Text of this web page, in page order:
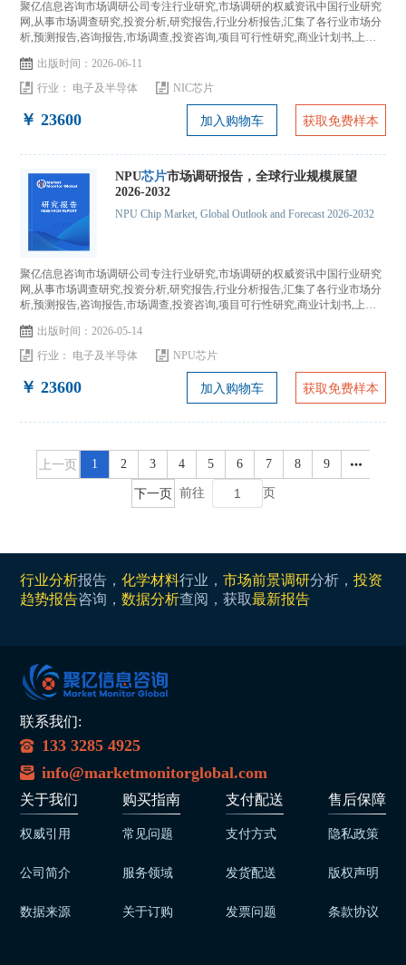
聚亿信息咨询市场调研公司专注行业研究,市场调研的权威资讯中国行业研究
网,从事市场调查研究,投资分析,研究报告,行业分析报告,汇集了各行业市场分
析,预测报告,咨询报告,市场调查,投资咨询,项目可行性研究,商业计划书,上市
出版时间：2026-06-11
行业： 电子及半导体 NIC芯片
￥ 23600 加入购物车 获取免费样本
NPU芯片市场调研报告，全球行业规模展望
2026-2032
NPU Chip Market, Global Outlook and Forecast 2026-2032
聚亿信息咨询市场调研公司专注行业研究,市场调研的权威资讯中国行业研究
网,从事市场调查研究,投资分析,研究报告,行业分析报告,汇集了各行业市场分
析,预测报告,咨询报告,市场调查,投资咨询,项目可行性研究,商业计划书,上市
出版时间：2026-05-14
行业： 电子及半导体 NPU芯片
￥ 23600 加入购物车 获取免费样本
上一页 1 2 3 4 5 6 7 8 9
下一页 前往 页
行业分析报告，化学材料行业，市场前景调研分析，投资
趋势报告咨询，数据分析查阅，获取最新报告
联系我们:
133 3285 4925
info@marketmonitorglobal.com
关于我们
权威引用
公司简介
数据来源
购买指南
常见问题
服务领域
关于订购
支付配送
支付方式
发货配送
发票问题
售后保障
隐私政策
版权声明
条款协议